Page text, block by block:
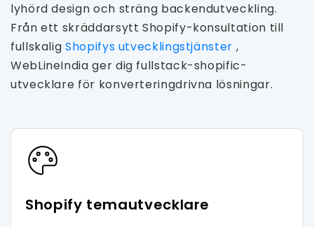
lyhörd design och sträng backendutveckling.
Från ett skräddarsytt Shopify-konsultation till
fullskaligShopifys utvecklingstjänster ,
WebLineIndia ger dig fullstack-shopific-
utvecklare för konverteringdrivna lösningar.
Shopify temautvecklare